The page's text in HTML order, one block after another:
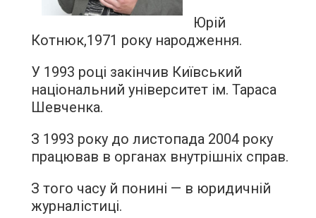
Юрій
Котнюк,1971 року народження.
У 1993 році закінчив Київський
національний університет ім. Тараса
Шевченка.
З 1993 року до листопада 2004 року
працював в органах внутрішніх справ.
З того часу й понині — в юридичній
журналістиці.